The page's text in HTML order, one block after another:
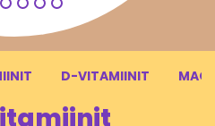
D-VITAMIINIT